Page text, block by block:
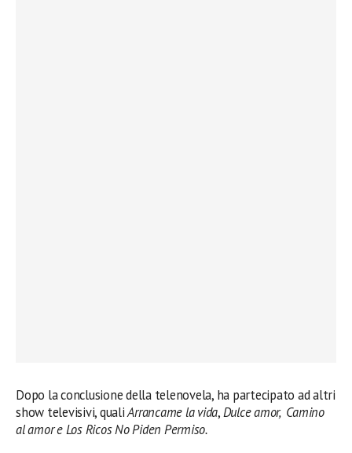
Dopo la conclusione della telenovela, ha partecipato ad altri
show televisivi, qualiArrancame la vida,Dulce amor, Camino
al amor e Los Ricos No Piden Permiso.